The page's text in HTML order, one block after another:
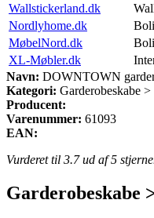
Wallstickerland.dk
Nordlyhome.dk
MøbelNord.dk
XL-Møbler.dk
Navn: DOWNTOWN
Kategori: Garderobeskabe
Producent:
Varenummer: 61093
EAN:
Vurderet til 3.7ud af 5
Garderobeskabe